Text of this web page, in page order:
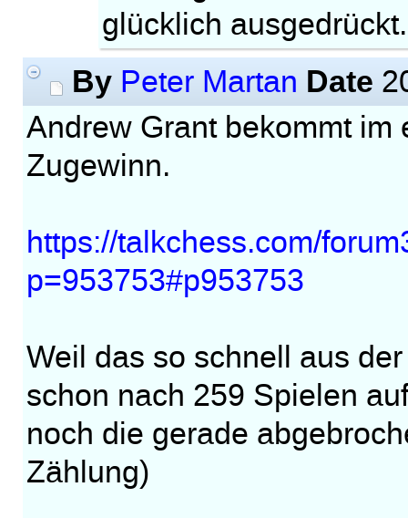
glücklich ausgedrückt.
By Peter Martan Date
Andrew Grant bekommt im
Zugewinn.
https://talkchess.com/
p=953753#p953753
Weil das so schnell aus
schon nach 259 Spielen
noch die gerade
Zählung)